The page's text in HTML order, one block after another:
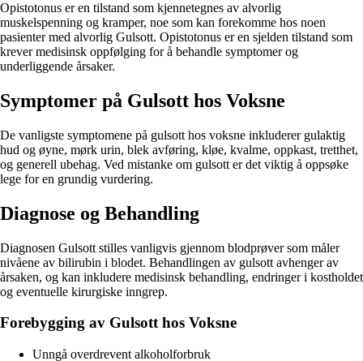
Opistotonus er en tilstand som kjennetegnes av alvorlig
muskelspenning og kramper, noe som kan forekomme hos noen
pasienter med alvorlig Gulsott. Opistotonus er en sjelden tilstand som
krever medisinsk oppfølging for å behandle symptomer og
underliggende årsaker.
Symptomer på Gulsott hos Voksne
De vanligste symptomene på gulsott hos voksne inkluderer gulaktig
hud og øyne, mørk urin, blek avføring, kløe, kvalme, oppkast, tretthet,
og generell ubehag. Ved mistanke om gulsott er det viktig å oppsøke
lege for en grundig vurdering.
Diagnose og Behandling
Diagnosen Gulsott stilles vanligvis gjennom blodprøver som måler
nivåene av bilirubin i blodet. Behandlingen av gulsott avhenger av
årsaken, og kan inkludere medisinsk behandling, endringer i kostholdet
og eventuelle kirurgiske inngrep.
Forebygging av Gulsott hos Voksne
Unngå overdrevent alkoholforbruk